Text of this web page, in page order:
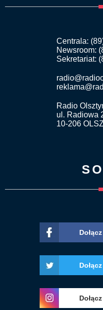
Centrala:
Newsroom:
Sekretariat:
Radio
ul. Radiowa
10-206